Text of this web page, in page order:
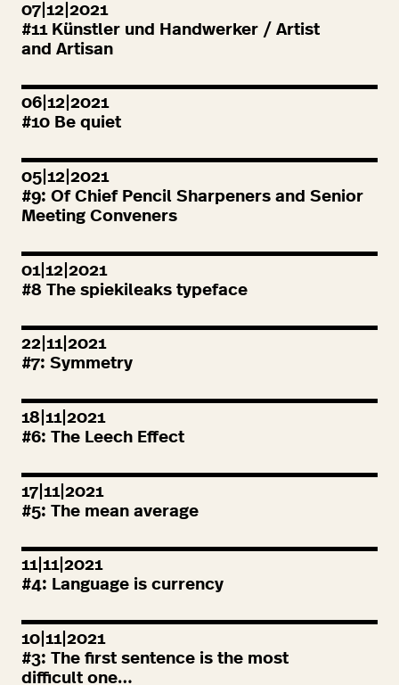
07|12|2021
#11Künstler und Handwerker / Artist
and Artisan
06|12|2021
#10 Be quiet
05|12|2021
#9: Of Chief Pencil Sharpeners and Senior
Meeting Conveners
01|12|2021
#8 The spiekileaks typeface
22|11|2021
#7: Symmetry
18|11|2021
#6: The Leech Effect
17|11|2021
#5: The mean average
11|11|2021
#4: Language is currency
10|11|2021
#3: The first sentence is the most
difficult one…